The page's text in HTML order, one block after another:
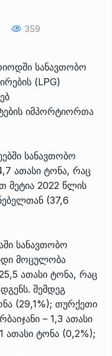
359
სანავთობო
(LPG)
იმპორტიორთა
სანავთობო
ათასი ტონა, რაც
მეტია 2022 წლის
(37,6
სანავთობო
მოცულობა
ათასი ტონა, რაც
შემდეგ
(29,1%); თურქეთი
– 1,3 ათასი
ათასი ტონა (0,2%);